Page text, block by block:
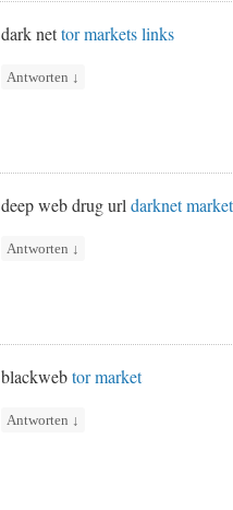
dark nettor markets links
Antworten ↓
deep web drug urldarknet
Antworten ↓
blackwebtor market
Antworten ↓